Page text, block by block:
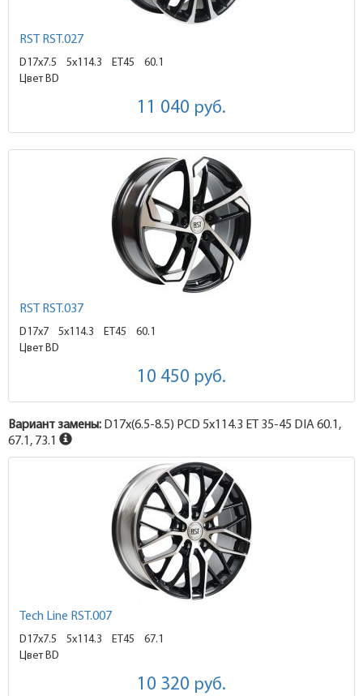
RST RST.027
D17x7.5 5x114.3 ET45
60.1
Цвет BD
11 040 руб.
RST RST.037
D17x7 5x114.3 ET45
60.1
Цвет BD
10 450 руб.
Вариант замены: D17x(6.5-8.5) PCD 5x114.3 ET 35-45 DIA 60.1,
67.1, 73.1
Tech Line RST.007
D17x7.5 5x114.3 ET45
67.1
Цвет BD
10 320 руб.